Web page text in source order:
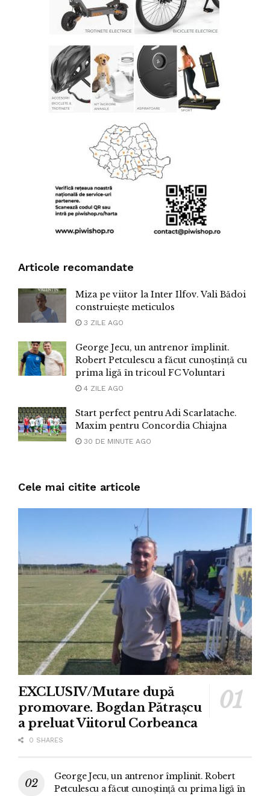
Articole recomandate
Miza pe viitor la Inter Ilfov. Vali Bădoi
construiește meticulos
3 ZILE AGO
George Jecu, un antrenor împlinit.
Robert Petculescu a făcut cunoștință cu
prima ligă în tricoul FC Voluntari
4 ZILE AGO
Start perfect pentru Adi Scarlatache.
Maxim pentru Concordia Chiajna
30 DE MINUTE AGO
Cele mai citite articole
EXCLUSIV/Mutare după
promovare. Bogdan Pătrașcu
a preluat Viitorul Corbeanca
0 SHARES
George Jecu, un antrenor împlinit. Robert
Petculescu a făcut cunoștință cu prima ligă în